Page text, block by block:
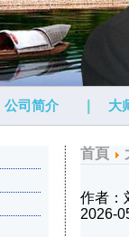
公司简介 大
首頁
作者：
2026-